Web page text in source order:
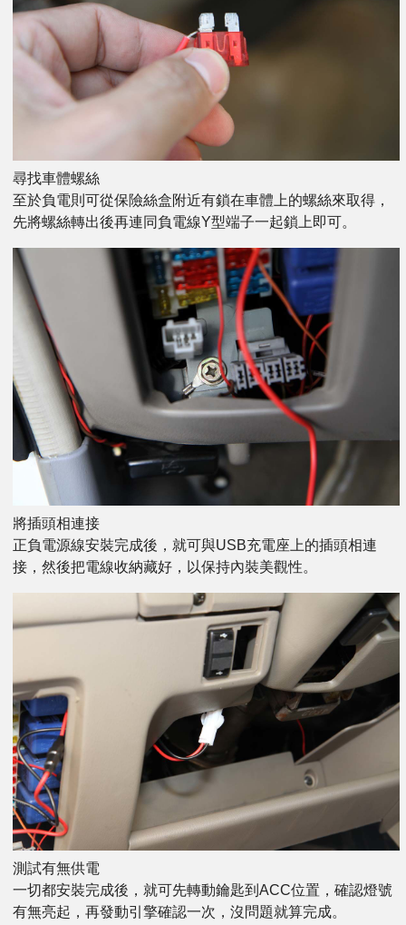
尋找車體螺絲
至於負電則可從保險絲盒附近有鎖在車體上的螺絲來取得，
先將螺絲轉出後再連同負電線Y型端子一起鎖上即可。
將插頭相連接
正負電源線安裝完成後，就可與USB充電座上的插頭相連
接，然後把電線收納藏好，以保持內裝美觀性。
測試有無供電
一切都安裝完成後，就可先轉動鑰匙到ACC位置，確認燈號
有無亮起，再發動引擎確認一次，沒問題就算完成。